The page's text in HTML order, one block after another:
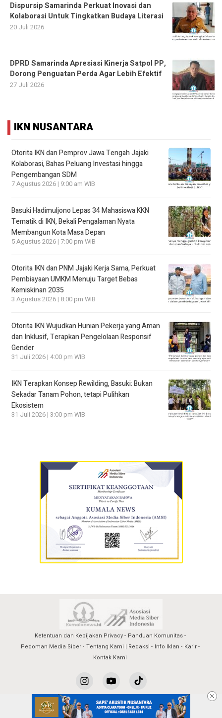
Dispursip Samarinda Perkuat Inovasi dan
Kolaborasi Untuk Tingkatkan Budaya Literasi
20 Juli 2026
DPRD Samarinda Apresiasi Kinerja Satpol PP,
Dorong Penguatan Perda Agar Lebih Efektif
27 Juli 2026
IKN NUSANTARA
Otorita IKN dan Pemprov Jawa Tengah Jajaki
Kolaborasi, Bahas Peluang Investasi hingga
Pengembangan SDM
7 Agustus 2026 | 9:00 am WIB
Basuki Hadimuljono Lepas 34 Mahasiswa KKN
Tematik di IKN, Bekali Pengalaman Nyata
Membangun Kota Masa Depan
5 Agustus 2026 | 7:00 pm WIB
Otorita IKN dan PNM Jajaki Kerja Sama, Perkuat
Pembiayaan UMKM Menuju Target Bebas
Kemiskinan 2035
3 Agustus 2026 | 8:00 pm WIB
Otorita IKN Wujudkan Hunian Pekerja yang Aman
dan Inklusif, Terapkan Pengelolaan Responsif
Gender
31 Juli 2026 | 4:00 pm WIB
IKN Terapkan Konsep Rewilding, Basuki: Bukan
Sekadar Tanam Pohon, tetapi Pulihkan
Ekosistem
31 Juli 2026 | 3:00 pm WIB
Ketentuan dan Kebijakan Privacy
Panduan Komunitas
Pedoman Media Siber
Tentang Kami | Redaksi Info Iklan
Karir
Kontak Kami
kumalanews@2023